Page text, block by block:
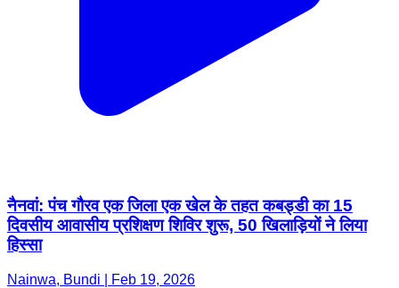
नैनवां: पंच गौरव एक जिला एक खेल के तहत कबड्डी का 15
दिवसीय आवासीय प्रशिक्षण शिविर शुरू, 50 खिलाड़ियों ने लिया
हिस्सा
Nainwa, Bundi | Feb 19, 2026